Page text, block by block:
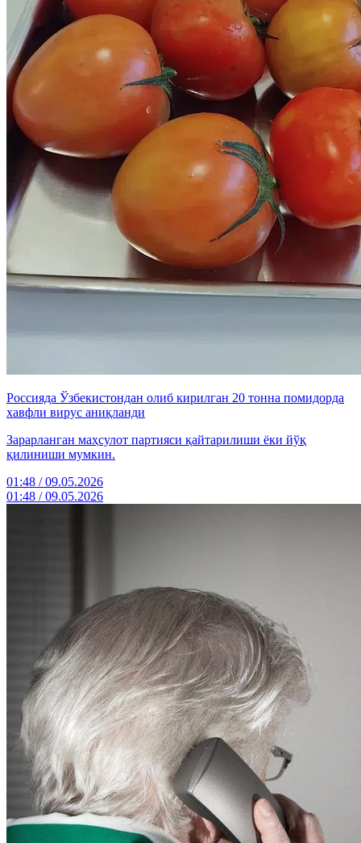
Россияда Ўзбекистондан олиб кирилган 20 тонна помидорда
хавфли вирус аниқланди
Зарарланган маҳсулот партияси қайтарилиши ёки йўқ
қилиниши мумкин.
01:48 / 09.05.2026
01:48 / 09.05.2026